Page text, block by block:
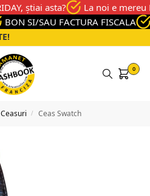
știai asta?
La noi e mereu
BON SI/SAU FACTURA FISCALA
0
Ceasuri / Ceas Swatch